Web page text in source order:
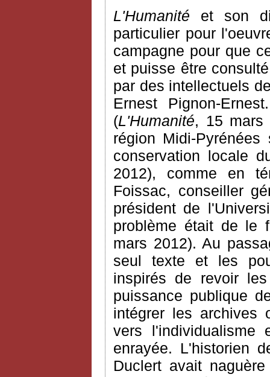
L'Humanité et son
particulier pour
campagne pour que
et puisse être
par des intellectuels
Ernest Pignon-
(L'Humanité, 15 mars
région Midi-
conservation locale
2012), comme en
Foissac, conseiller
président de
problème était de le
mars 2012). Au
seul texte et les
inspirés de revoir
puissance publique
intégrer les archives
vers l'individualisme
enrayée. L'historien
Duclert avait